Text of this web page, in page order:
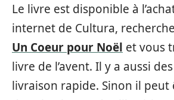
Le livre est disponible à
internet de Cultura,
Un Coeur pour Noël et vous
livre de l’avent. Il y a aussi
livraison rapide. Sinon il